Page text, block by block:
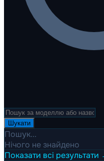
Шукати
Пошук...
Нічого не знайдено
Показати всі результати